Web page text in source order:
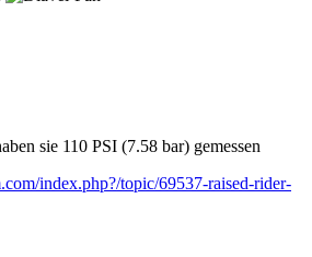
sie 110 PSI (7.58 bar) gemessen
index.php?/topic/69537-raised-rider-